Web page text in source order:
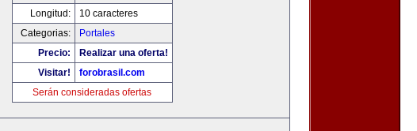
Longitud:
10 caracteres
Categorias:
Portales
Precio:
Realizar una oferta!
Visitar!
forobrasil.com
Serán consideradas ofertas